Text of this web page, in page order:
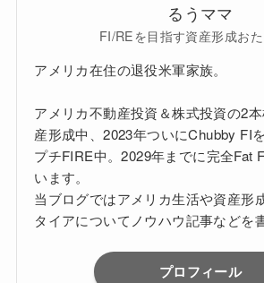
るうママ
FI/REを目指す資産形成お
アメリカ在住の退役米軍家族。
アメリカ不動産投資＆株式投資の2
産形成中、2023年ついにChubby FI
プチFIRE中。2029年までに完全Fat
います。
当ブログではアメリカ生活や資産形
タイアについてノウハウ記事などを
プロフィール